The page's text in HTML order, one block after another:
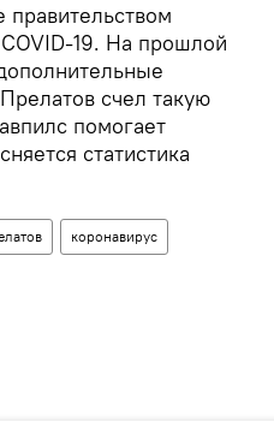
19. На прошлой
счел такую
помогает
статистика
коронавирус